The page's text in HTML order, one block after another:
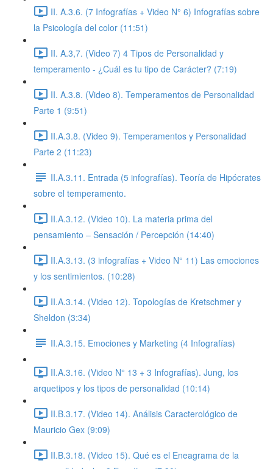
II. A.3.6. (7 Infografías + Video N° 6) Infografías sobre
la Psicología del color (11:51)
II. A.3,7. (Video 7) 4 Tipos de Personalidad y
temperamento - ¿Cuál es tu tipo de Carácter? (7:19)
II. A.3.8. (Video 8). Temperamentos de Personalidad
Parte 1 (9:51)
II.A.3.8. (Video 9). Temperamentos y Personalidad
Parte 2 (11:23)
II.A.3.11. Entrada (5 infografías). Teoría de Hipócrates
sobre el temperamento.
II.A.3.12. (Video 10). La materia prima del
pensamiento – Sensación / Percepción (14:40)
II.A.3.13. (3 infografías + Video N° 11) Las emociones
y los sentimientos. (10:28)
II.A.3.14. (Video 12). Topologías de Kretschmer y
Sheldon (3:34)
II.A.3.15. Emociones y Marketing (4 Infografías)
II.A.3.16. (Video N° 13 + 3 Infografías). Jung, los
arquetipos y los tipos de personalidad (10:14)
II.B.3.17. (Video 14). Análisis Caracterológico de
Mauricio Gex (9:09)
II.B.3.18. (Video 15). Qué es el Eneagrama de la